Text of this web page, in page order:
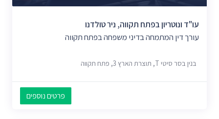
עו"ד ונוטריון בפתח תקווה, ניר טולדנו
עורך דין המתמחה בדיני משפחה בפתח תקווה
בנין בסר סיטי T, תוצרת הארץ 3, פתח תקווה
פרטים נוספים